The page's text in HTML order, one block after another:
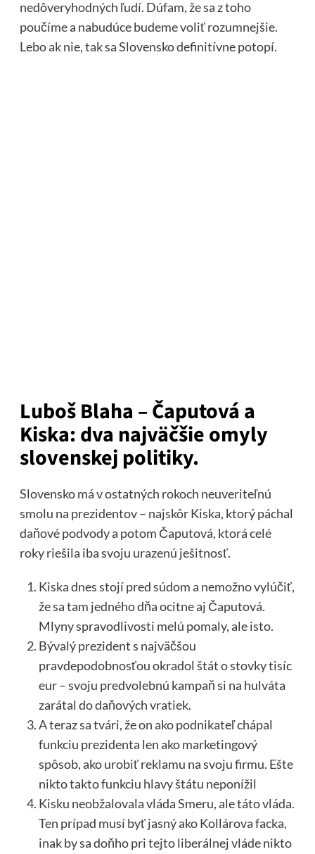
nedôveryhodných ľudí. Dúfam, že sa z toho
poučíme a nabudúce budeme voliť rozumnejšie.
Lebo ak nie, tak sa Slovensko definitívne potopí.
Luboš Blaha – Čaputová a
Kiska: dva najväčšie omyly
slovenskej politiky.
Slovensko má v ostatných rokoch neuveriteľnú
smolu na prezidentov – najskôr Kiska, ktorý páchal
daňové podvody a potom Čaputová, ktorá celé
roky riešila iba svoju urazenú ješitnosť.
Kiska dnes stojí pred súdom a nemožno vylúčiť,
že sa tam jedného dňa ocitne aj Čaputová.
Mlyny spravodlivosti melú pomaly, ale isto.
Bývalý prezident s najväčšou
pravdepodobnosťou okradol štát o stovky tisíc
eur – svoju predvolebnú kampaň si na hulváta
zarátal do daňových vratiek.
A teraz sa tvári, že on ako podnikateľ chápal
funkciu prezidenta len ako marketingový
spôsob, ako urobiť reklamu na svoju firmu. Ešte
nikto takto funkciu hlavy štátu neponížil
Kisku neobžalovala vláda Smeru, ale táto vláda.
Ten prípad musí byť jasný ako Kollárova facka,
inak by sa doňho pri tejto liberálnej vláde nikto